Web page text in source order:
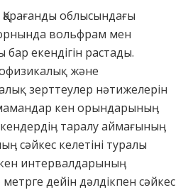
облысындағы
орнында вольфрам мен
екендігін растады.
және
зерттеулер нәтижелерін
кен орындарыныӊ
кендердіӊ таралу аймағыныӊ
сәйкес келетіні туралы
интервалдарыныӊ
дейін дәлдікпен сәйкес